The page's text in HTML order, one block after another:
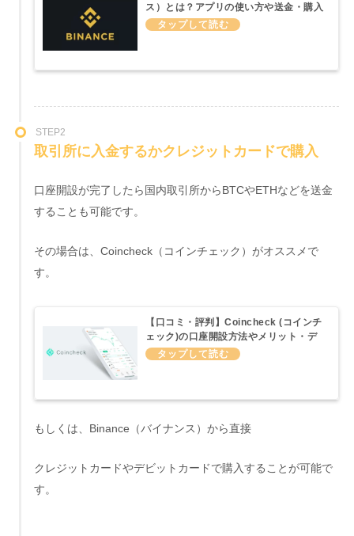
ス）とは？アプリの使い方や送金・購入
方法などわかりやすく説明してみた
STEP2
取引所に入金するかクレジットカードで購入
口座開設が完了したら国内取引所からBTCやETHなどを送金
することも可能です。
その場合は、Coincheck（コインチェック）がオススメで
す。
【口コミ・評判】Coincheck (コインチ
ェック)の口座開設方法やメリット・デ
メリットについてわかりやすくまとめて
もしくは、Binance（バイナンス）から直接
クレジットカードやデビットカードで購入することが可能で
す。